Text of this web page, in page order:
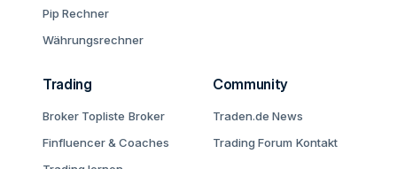
Pip Rechner
Währungsrechner
Trading
Broker Topliste Broker
Finfluencer & Coaches
Community
Traden.de News
Trading Forum Kontakt